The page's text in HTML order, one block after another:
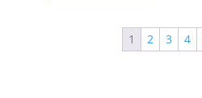
1 2 3 4